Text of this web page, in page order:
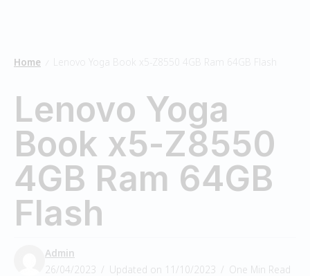
Home Lenovo Yoga Book x5-Z8550 4GB Ram 64GB Flash
Lenovo Yoga
Book x5-Z8550
4GB Ram 64GB
Flash
Admin
26/04/2023
Updated on 11/10/2023
One Min Read